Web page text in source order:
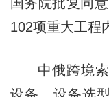
102项重大工程
中俄跨境